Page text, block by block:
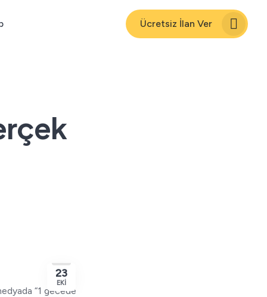
Ücretsiz İlan Ver
23
EKI
“1 gecede